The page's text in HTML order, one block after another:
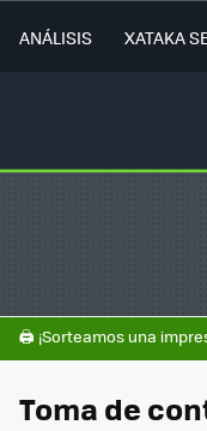
ANÁLISIS XATAKA
🖨️ ¡Sorteamos una
Toma de